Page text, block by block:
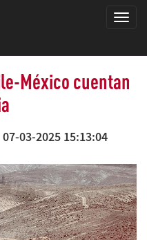
México cuentan
07-03-2025 15:13:04